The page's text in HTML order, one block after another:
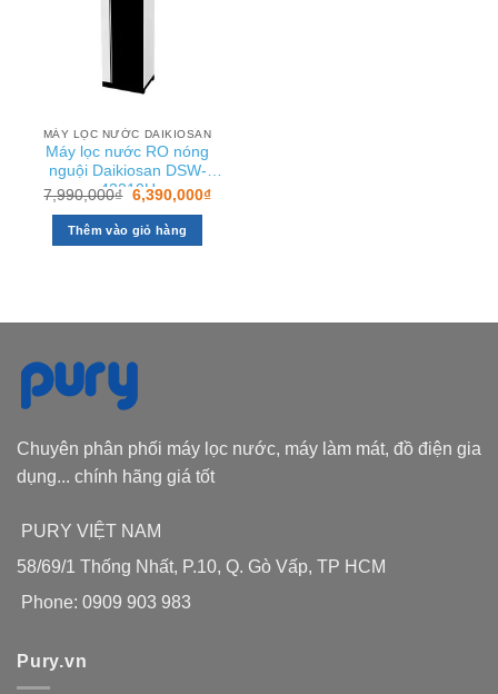
MÁY LỌC NƯỚC DAIKIOSAN
Máy lọc nước RO nóng
nguội Daikiosan DSW-
42210H
7,990,000₫ Giá
là:
7,990,000₫.
6,390,000₫Giá
Thêm vào giỏ hàng
Chuyên phân phối máy lọc nước, máy làm mát, đồ điện gia
dụng... chính hãng giá tốt
PURY VIỆT NAM
58/69/1 Thống Nhất, P.10, Q. Gò Vấp, TP HCM
Phone: 0909 903 983
Pury.vn